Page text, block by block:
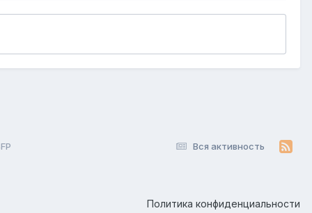
Вся активность
Политика конфиденциальности